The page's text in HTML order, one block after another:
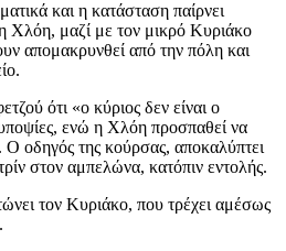
και η κατάσταση παίρνει
Χλόη, μαζί με τον μικρό Κυριάκο
απομακρυνθεί από την πόλη και
ότι «ο κύριος δεν είναι ο
ενώ η Χλόη προσπαθεί να
Ο οδηγός της κούρσας, αποκαλύπτει
στον αμπελώνα, κατόπιν εντολής.
τον Κυριάκο, που τρέχει αμέσως